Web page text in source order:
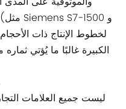
الكبيرة غالبًا ما يُؤتي
ليست جميع العلامات